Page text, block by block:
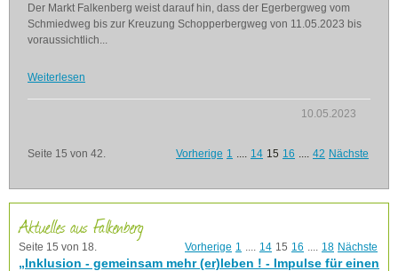
Der Markt Falkenberg weist darauf hin, dass der Egerbergweg vom
Schmiedweg bis zur Kreuzung Schopperbergweg von 11.05.2023 bis
voraussichtlich...
Weiterlesen
10.05.2023
Seite 15 von 42. Vorherige 1 .... 14 15 16 .... 42 Nächste
Aktuelles aus Falkenberg
Seite 15 von 18. Vorherige 1 .... 14 15 16 .... 18 Nächste
„Inklusion - gemeinsam mehr (er)leben ! - Impulse für einen